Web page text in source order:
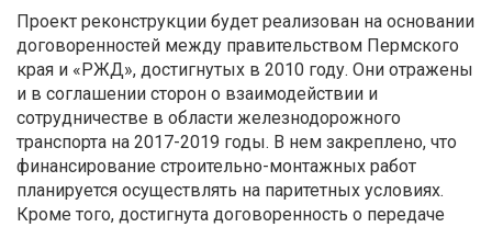
Проект реконструкции будет реализован на основании
договоренностей между правительством Пермского
края и «РЖД», достигнутых в 2010 году. Они отражены
и в соглашении сторон о взаимодействии и
сотрудничестве в области железнодорожного
транспорта на 2017-2019 годы. В нем закреплено, что
финансирование строительно-монтажных работ
планируется осуществлять на паритетных условиях.
Кроме того, достигнута договоренность о передаче